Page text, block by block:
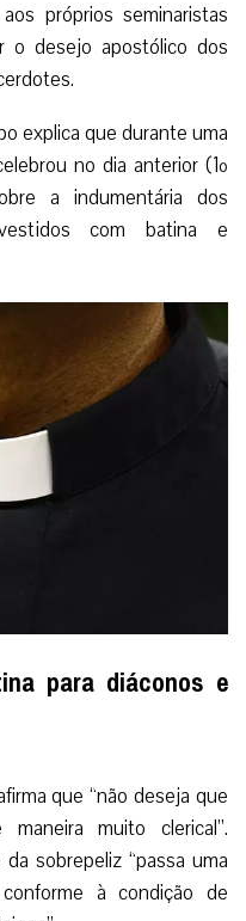
próprios seminaristas
o desejo apostólico dos
explica que durante uma
no dia anterior (1º
a indumentária dos
com batina e
para diáconos e
que “não deseja que
muito clerical”.
sobrepeliz “passa uma
à condição de